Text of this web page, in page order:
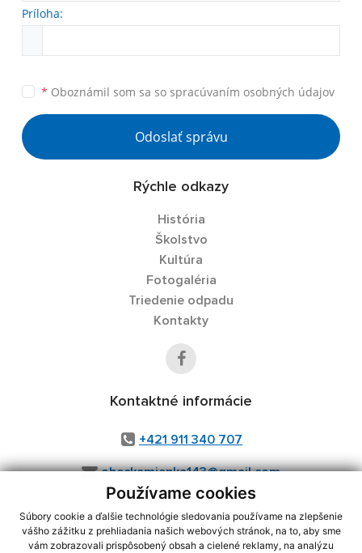
Používame cookies
Súbory cookie a ďalšie technológie sledovania používame na zlepšenie
vášho zážitku z prehliadania našich webových stránok, na to, aby sme
vám zobrazovali prispôsobený obsah a cielené reklamy, na analýzu
Príloha:
* Oboznámil som sa so spracúvaním osobných údajov
Odoslať správu
Rýchle odkazy
História
Školstvo
Kultúra
Fotogaléria
Triedenie odpadu
Kontakty
Kontaktné informácie
+421 911 340 707
obeckamienka143@gmail.com
využite možnosť získavania aktuálnych informácií s využitím RSS